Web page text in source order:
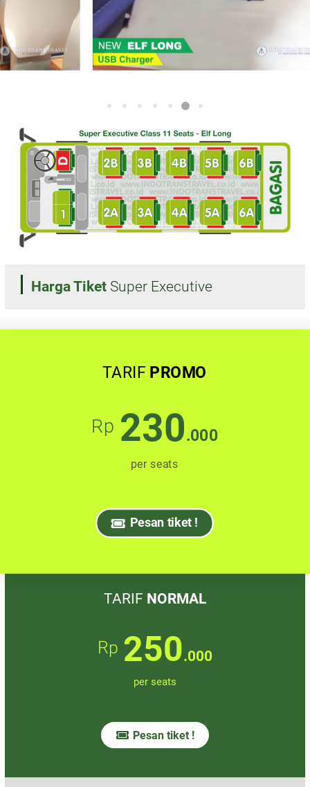
Harga Tiket Super Executive
TARIF PROMO
Rp 230.000
per seats
Pesan tiket !
TARIF NORMAL
Rp 250.000
per seats
Pesan tiket !